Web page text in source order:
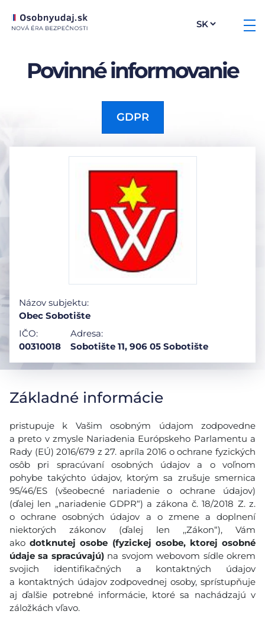
Povinné informovanie
GDPR
Názov subjektu:
Obec Sobotište
IČO:
00310018
Adresa:
Sobotište 11, 906 05 Sobotište
Základné informácie
pristupuje k Vašim osobným údajom zodpovedne
a preto v zmysle Nariadenia Európskeho Parlamentu a
Rady (EÚ) 2016/679 z 27. apríla 2016 o ochrane fyzických
osôb pri spracúvaní osobných údajov a o voľnom
pohybe takýchto údajov, ktorým sa zrušuje smernica
95/46/ES (všeobecné nariadenie o ochrane údajov)
(ďalej len „nariadenie GDPR“) a zákona č. 18/2018 Z. z.
o ochrane osobných údajov a o zmene a doplnení
niektorých zákonov (ďalej len ,,Zákon“), Vám
akodotknutej osobe (fyzickej osobe, ktorej osobné
údaje sa spracúvajú)na svojom webovom sídle okrem
svojich identifikačných a kontaktných údajov
a kontaktných údajov zodpovednej osoby, sprístupňuje
aj ďalšie potrebné informácie, ktoré sa nachádzajú v
záložkách vľavo.